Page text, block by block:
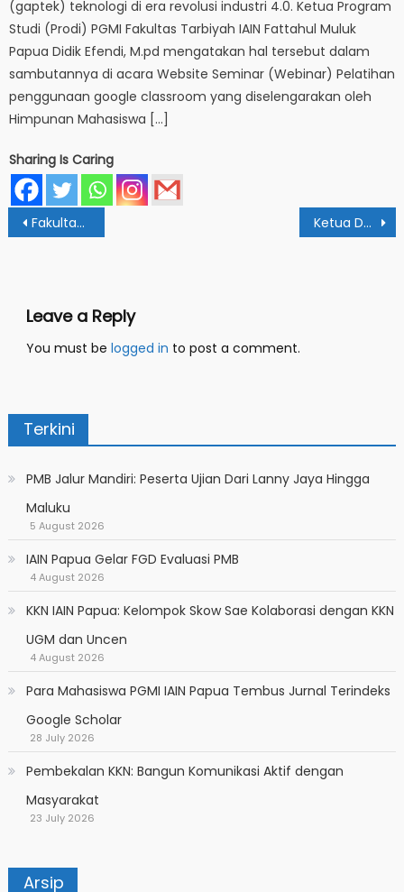
(gaptek) teknologi di era revolusi industri 4.0. Ketua Program
Studi (Prodi) PGMI Fakultas Tarbiyah IAIN Fattahul Muluk
Papua Didik Efendi, M.pd mengatakan hal tersebut dalam
sambutannya di acara Website Seminar (Webinar) Pelatihan
penggunaan google classroom yang diselengarakan oleh
Himpunan Mahasiswa […]
Sharing Is Caring
Post
navigation
Fakultas Tarbiyah Gelar Yudisium Mahasiswa Ketua DWP IAIN FM Papua Ajak Sivitas Rajin Bersholawat
Leave a Reply
You must be logged in to post a comment.
Terkini
PMB Jalur Mandiri: Peserta Ujian Dari Lanny Jaya Hingga
Maluku
5 August 2026
IAIN Papua Gelar FGD Evaluasi PMB
4 August 2026
KKN IAIN Papua: Kelompok Skow Sae Kolaborasi dengan KKN
UGM dan Uncen
4 August 2026
Para Mahasiswa PGMI IAIN Papua Tembus Jurnal Terindeks
Google Scholar
28 July 2026
Pembekalan KKN: Bangun Komunikasi Aktif dengan
Masyarakat
23 July 2026
Arsip